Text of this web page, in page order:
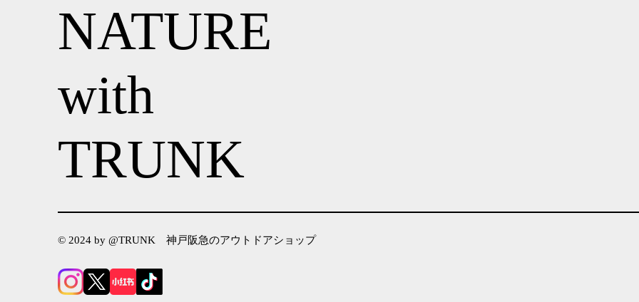
NATURE
with
TRUNK
© 2024 by @TRUNK 神戸阪急のアウトドアショップ